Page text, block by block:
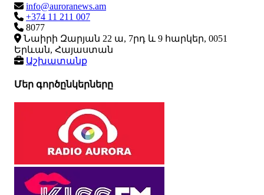
info@auroranews.am
+374 11 211 007
8077
Նաիրի Զարյան 22 ա, 7րդ և 9 հարկեր, 0051
Երևան, Հայաստան
Աշխատանք
Մեր գործընկերները